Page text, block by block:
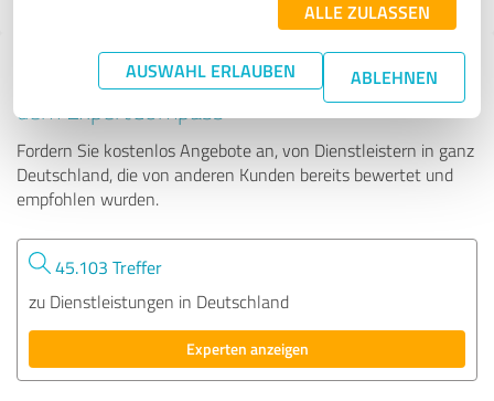
ALLE ZULASSEN
AUSWAHL ERLAUBEN ABLEHNEN
Tipp: Die passenden Experten finden - mit
dem ExpertCompass
Fordern Sie kostenlos Angebote an, von Dienstleistern in ganz
Deutschland, die von anderen Kunden bereits bewertet und
empfohlen wurden.
45.103 Treffer
zu Dienstleistungen in Deutschland
Experten anzeigen